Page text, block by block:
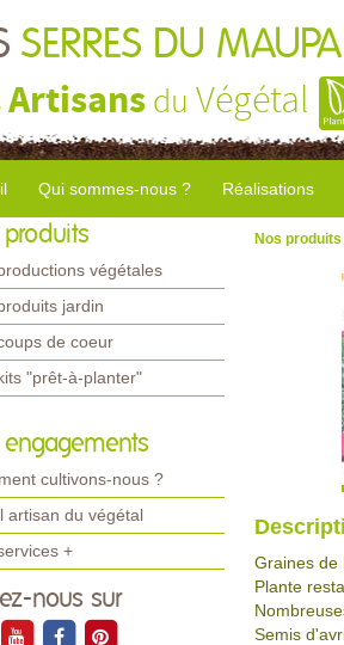
SERRES DU
Artisans du Végétal
Qui sommes-nous ? Réalisations
produits
végétales
jardin
de coeur
"prêt-à-planter"
engagements
cultivons-nous ?
artisan du végétal
+
nous sur
Nos
Graines de
Plante
Semis